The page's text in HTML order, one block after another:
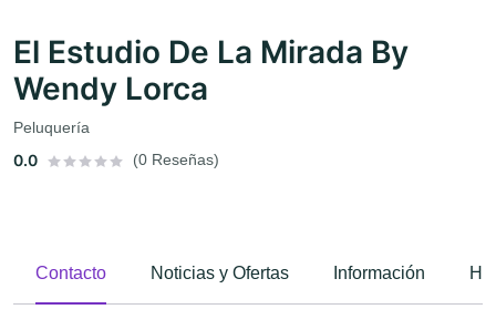
El Estudio De La Mirada By
Wendy Lorca
Peluquería
0.0 (0 Reseñas)
Contacto Noticias y Ofertas Información